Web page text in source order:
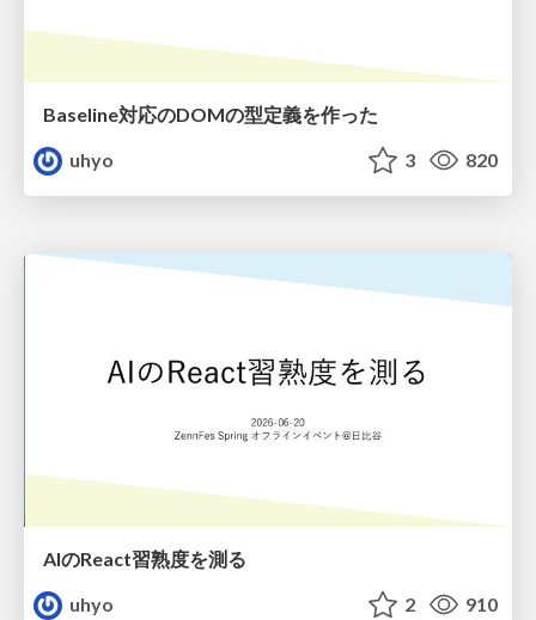
Baseline対応のDOMの型定義を作った
uhyo
3 820
AIのReact習熟度を測る
uhyo
2 910